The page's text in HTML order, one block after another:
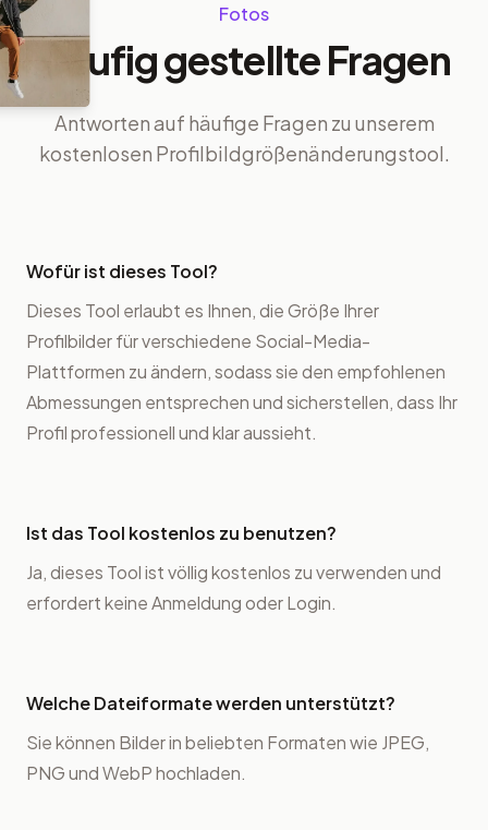
Fotos
Häufig gestellte Fragen
Antworten auf häufige Fragen zu unserem
kostenlosen Profilbildgrößenänderungstool.
Wofür ist dieses Tool?
Dieses Tool erlaubt es Ihnen, die Größe Ihrer
Profilbilder für verschiedene Social-Media-
Plattformen zu ändern, sodass sie den empfohlenen
Abmessungen entsprechen und sicherstellen, dass Ihr
Profil professionell und klar aussieht.
Ist das Tool kostenlos zu benutzen?
Ja, dieses Tool ist völlig kostenlos zu verwenden und
erfordert keine Anmeldung oder Login.
Welche Dateiformate werden unterstützt?
Sie können Bilder in beliebten Formaten wie JPEG,
PNG und WebP hochladen.